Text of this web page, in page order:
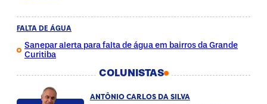
FALTA DE ÁGUA
Sanepar alerta para falta de água em bairros da Grande
Curitiba
COLUNISTAS
ANTÔNIO CARLOS DA SILVA